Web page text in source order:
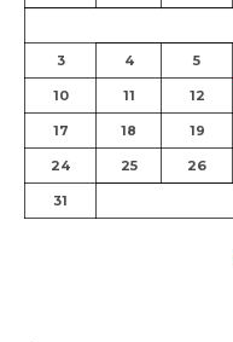
3 4 5
10 11 12
17 18 19
24 25 26
31